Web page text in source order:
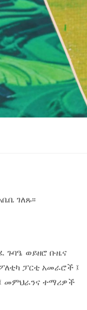
ገለጹ፡፡
ጉባዔ ወይዘሮ ቡዜና
ፓርቲ አመራሮች ፤
መምህራንና ተማሪዎች